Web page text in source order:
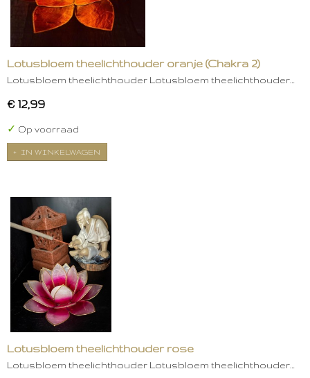
Lotusbloem theelichthouder oranje (Chakra 2)
Lotusbloem theelichthouder Lotusbloem theelichthouder…
€ 12,99
✓ Op voorraad
IN WINKELWAGEN
Lotusbloem theelichthouder rose
Lotusbloem theelichthouder Lotusbloem theelichthouder…